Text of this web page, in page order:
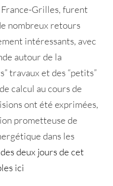
Grilles, furent
nombreux retours
intéressants, avec
autour de la
travaux et des “petits”
calcul au cours de
ont été exprimées,
prometteuse de
dans les
deux jours de cet
ici